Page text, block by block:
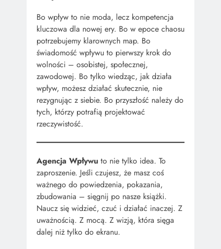
Bo wpływ to nie moda, lecz kompetencja
kluczowa dla nowej ery. Bo w epoce chaosu
potrzebujemy klarownych map. Bo
świadomość wpływu to pierwszy krok do
wolności – osobistej, społecznej,
zawodowej. Bo tylko wiedząc, jak działa
wpływ, możesz działać skutecznie, nie
rezygnując z siebie. Bo przyszłość należy do
tych, którzy potrafią projektować
rzeczywistość.
Agencja Wpływu to nie tylko idea. To
zaproszenie. Jeśli czujesz, że masz coś
ważnego do powiedzenia, pokazania,
zbudowania – sięgnij po nasze książki.
Naucz się widzieć, czuć i działać inaczej. Z
uważnością. Z mocą. Z wizją, która sięga
dalej niż tylko do ekranu.